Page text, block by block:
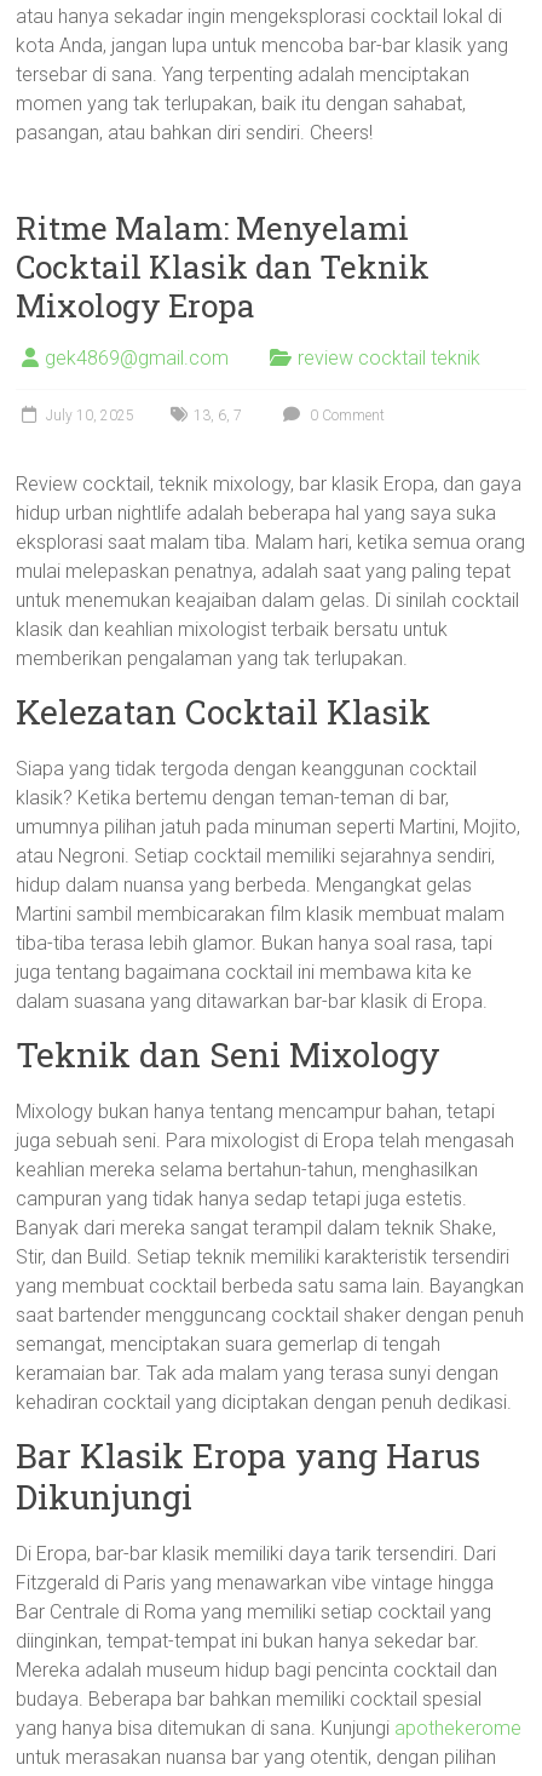
atau hanya sekadar ingin mengeksplorasi cocktail lokal di
kota Anda, jangan lupa untuk mencoba bar-bar klasik yang
tersebar di sana. Yang terpenting adalah menciptakan
momen yang tak terlupakan, baik itu dengan sahabat,
pasangan, atau bahkan diri sendiri. Cheers!
Ritme Malam: Menyelami
Cocktail Klasik dan Teknik
Mixology Eropa
gek4869@gmail.com review cocktail teknik
July 10, 2025 13, 6,7 0 Comment
Review cocktail, teknik mixology, bar klasik Eropa, dan gaya
hidup urban nightlife adalah beberapa hal yang saya suka
eksplorasi saat malam tiba. Malam hari, ketika semua orang
mulai melepaskan penatnya, adalah saat yang paling tepat
untuk menemukan keajaiban dalam gelas. Di sinilah cocktail
klasik dan keahlian mixologist terbaik bersatu untuk
memberikan pengalaman yang tak terlupakan.
Kelezatan Cocktail Klasik
Siapa yang tidak tergoda dengan keanggunan cocktail
klasik? Ketika bertemu dengan teman-teman di bar,
umumnya pilihan jatuh pada minuman seperti Martini, Mojito,
atau Negroni. Setiap cocktail memiliki sejarahnya sendiri,
hidup dalam nuansa yang berbeda. Mengangkat gelas
Martini sambil membicarakan film klasik membuat malam
tiba-tiba terasa lebih glamor. Bukan hanya soal rasa, tapi
juga tentang bagaimana cocktail ini membawa kita ke
dalam suasana yang ditawarkan bar-bar klasik di Eropa.
Teknik dan Seni Mixology
Mixology bukan hanya tentang mencampur bahan, tetapi
juga sebuah seni. Para mixologist di Eropa telah mengasah
keahlian mereka selama bertahun-tahun, menghasilkan
campuran yang tidak hanya sedap tetapi juga estetis.
Banyak dari mereka sangat terampil dalam teknik Shake,
Stir, dan Build. Setiap teknik memiliki karakteristik tersendiri
yang membuat cocktail berbeda satu sama lain. Bayangkan
saat bartender mengguncang cocktail shaker dengan penuh
semangat, menciptakan suara gemerlap di tengah
keramaian bar. Tak ada malam yang terasa sunyi dengan
kehadiran cocktail yang diciptakan dengan penuh dedikasi.
Bar Klasik Eropa yang Harus
Dikunjungi
Di Eropa, bar-bar klasik memiliki daya tarik tersendiri. Dari
Fitzgerald di Paris yang menawarkan vibe vintage hingga
Bar Centrale di Roma yang memiliki setiap cocktail yang
diinginkan, tempat-tempat ini bukan hanya sekedar bar.
Mereka adalah museum hidup bagi pencinta cocktail dan
budaya. Beberapa bar bahkan memiliki cocktail spesial
yang hanya bisa ditemukan di sana. Kunjungi apothekerome
untuk merasakan nuansa bar yang otentik, dengan pilihan